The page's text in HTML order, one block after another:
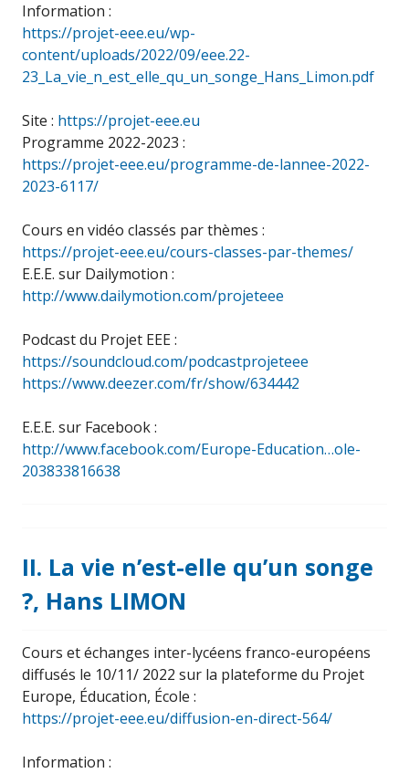
Information :
https://projet-eee.eu/wp-
content/uploads/2022/09/eee.22-
23_La_vie_n_est_elle_qu_un_songe_Hans_Limon.pdf
Site : https://projet-eee.eu
Programme 2022-2023 :
https://projet-eee.eu/programme-de-lannee-2022-
2023-6117/
Cours en vidéo classés par thèmes :
https://projet-eee.eu/cours-classes-par-themes/
E.E.E. sur Dailymotion :
http://www.dailymotion.com/projeteee
Podcast du Projet EEE :
https://soundcloud.com/podcastprojeteee
https://www.deezer.com/fr/show/634442
E.E.E. sur Facebook :
http://www.facebook.com/Europe-Education…ole-
203833816638
II. La vie n’est-elle qu’un songe
?, Hans LIMON
Cours et échanges inter-lycéens franco-européens
diffusés le 10/11/ 2022 sur la plateforme du Projet
Europe, Éducation, École :
https://projet-eee.eu/diffusion-en-direct-564/
Information :